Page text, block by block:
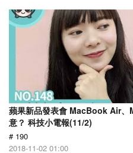
蘋果新品發表會 MacBook Air
意？ 科技小電報(11/2)
# 190
2018-11-02 01:00